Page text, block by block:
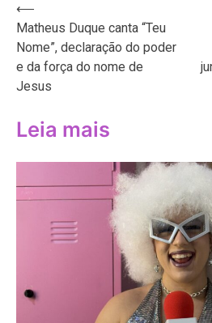
Navegação
de
Post
⟵
Matheus Duque canta “Teu
Nome”, declaração do poder
e da força do nome de
Jesus
Leia mais